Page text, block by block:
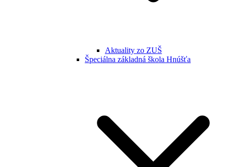
Aktuality zo ZUŠ
Špeciálna základná škola Hnúšťa